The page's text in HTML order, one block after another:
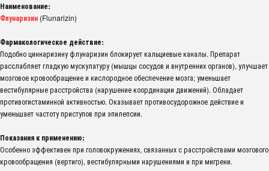
Наименование:
Флунаризин (Flunarizin)
Фармакологическое действие:
Подобно циннаризину флунаризин блокирует кальциевые каналы. Препарат
расслабляет гладкую мускулатуру (мышцы сосудов и внутренних органов), улучшает
мозговое кровообращение и кислородное обеспечение мозга; уменьшает
вестибулярные расстройства (нарушение координации движений). Обладает
противогистаминной активностью. Оказывает противосудорожное действие и
уменьшает частоту приступов при эпилепсии.
Показания к применению:
Особенно эффективен при головокружениях, связанных с расстройствами мозгового
кровообращения (вертиго), вестибулярными нарушениями и при мигрени.